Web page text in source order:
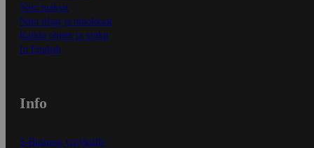
Näin maksat
Näin tilaat ja muokkaat
Kaikki ohjeet ja vinkit
In English
Info
S-Business yrityksille